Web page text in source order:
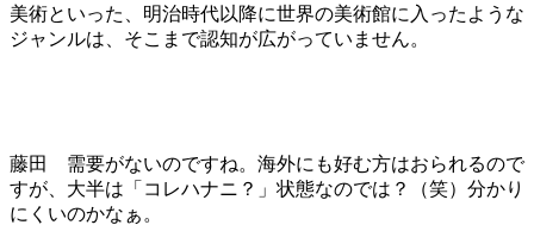
美術といった、明治時代以降に世界の美術館に入ったような
ジャンルは、そこまで認知が広がっていません。
藤田 需要がないのですね。海外にも好む方はおられるので
すが、大半は「コレハナニ？」状態なのでは？（笑）分かり
にくいのかなぁ。